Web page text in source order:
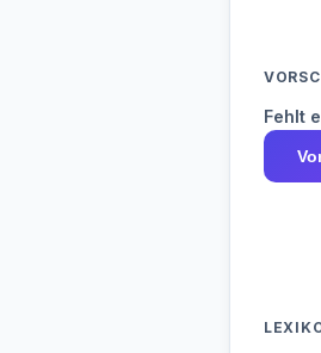
Fehlt